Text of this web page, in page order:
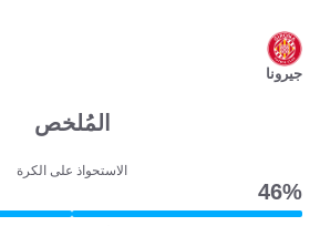
جيرونا
المُلخص
الاستحواذ على الكرة
46‎%‎